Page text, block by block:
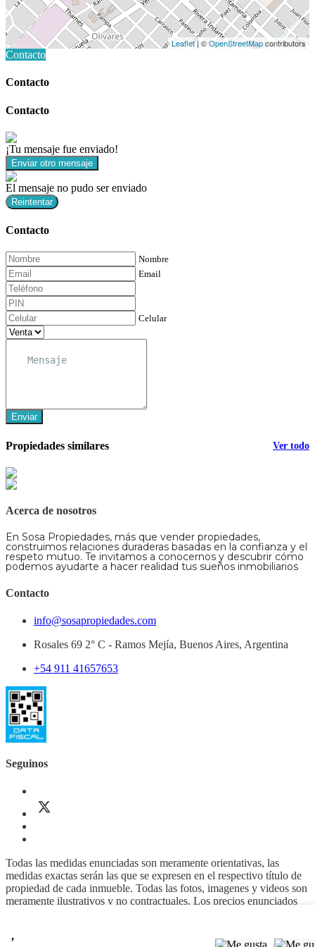
Leaflet| ©OpenStreetMapcontributors
,
Contacto
Contacto
Contacto
¡Tu mensaje fue enviado!
Enviar otro mensaje
El mensaje no pudo ser enviado
Reintentar
Contacto
Nombre
Email
Celular
Enviar
Propiedades similares Ver todo
Acerca de nosotros
En Sosa Propiedades, más que vender propiedades,
construimos relaciones duraderas basadas en la confianza y el
respeto mutuo. Te invitamos a conocernos y descubrir cómo
podemos ayudarte a hacer realidad tus sueños inmobiliarios
Contacto
info@sosapropiedades.com
Rosales 69 2° C - Ramos Mejía, Buenos Aires, Argentina
+54 911 41657653
Seguinos
Todas las medidas enunciadas son meramente orientativas, las
medidas exactas serán las que se expresen en el respectivo título de
propiedad de cada inmueble. Todas las fotos, imagenes y videos son
meramente ilustrativos y no contractuales. Los precios enunciados